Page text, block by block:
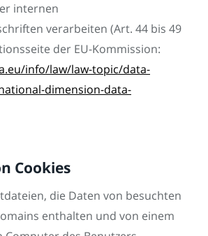
internen
verarbeiten (Art. 44 bis 49
der EU-Kommission:
info/law/law-topic/data-
dimension-data-
Cookies
die Daten von besuchten
enthalten und von einem